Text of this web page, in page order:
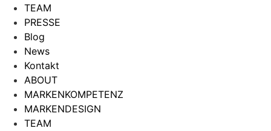
TEAM
PRESSE
Blog
News
Kontakt
ABOUT
MARKENKOMPETENZ
MARKENDESIGN
TEAM